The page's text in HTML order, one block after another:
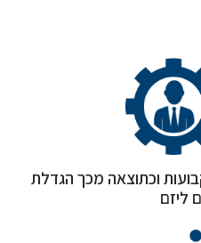
וכתוצאה מכך הגדלת
ליזם